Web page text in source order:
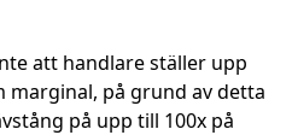
att handlare ställer upp
marginal, på grund av detta
på upp till 100x på